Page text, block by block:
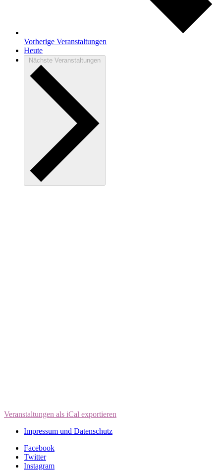
Vorherige Veranstaltungen
Heute
Nächste Veranstaltungen
Veranstaltungen als iCal exportieren
Impressum und Datenschutz
Facebook
Twitter
Instagram